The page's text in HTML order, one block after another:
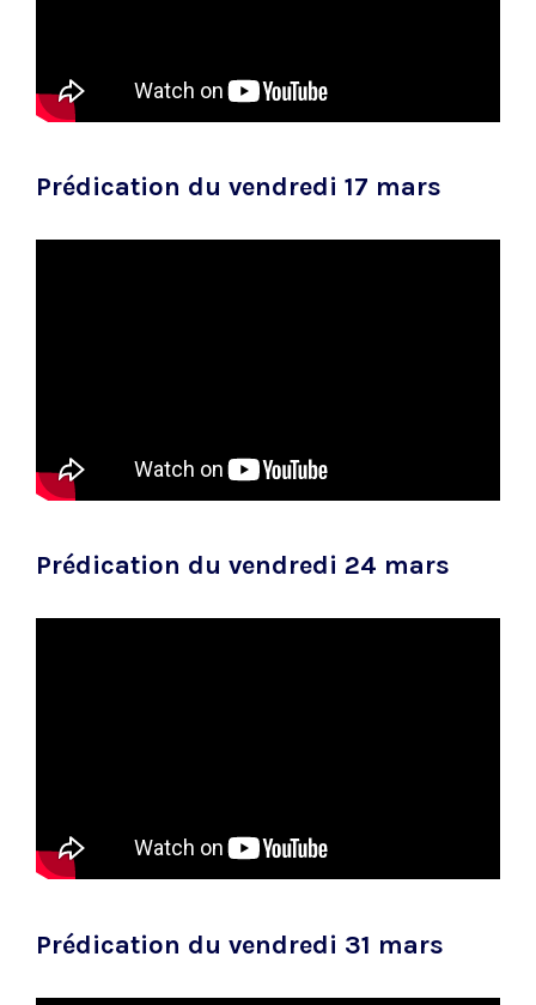
Prédication du vendredi 17 mars
Prédication du vendredi 24 mars
Prédication du vendredi 31 mars